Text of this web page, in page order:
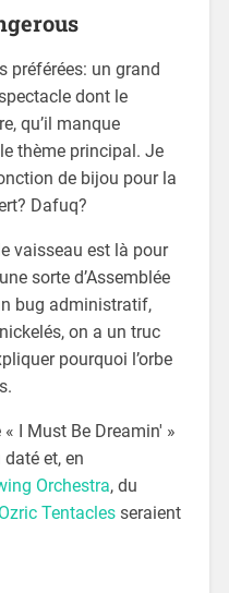
préférées: un grand
dont le
qu’il manque
thème principal. Je
de bijou pour la
Dafuq?
vaisseau est là pour
sorte d’Assemblée
bug administratif,
on a un truc
pourquoi l’orbe
I Must Be Dreamin' »
et, en
Orchestra, du
Ozric Tentaclesseraient